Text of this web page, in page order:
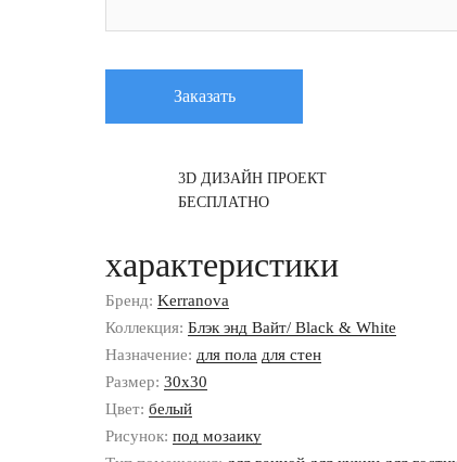
Заказать
3D ДИЗАЙН ПРОЕКТ
БЕСПЛАТНО
характеристики
Бренд: Kerranova
Коллекция: Блэк энд Вайт/ Black & White
Назначение: для пола для стен
Размер: 30x30
Цвет: белый
Рисунок: под мозаику